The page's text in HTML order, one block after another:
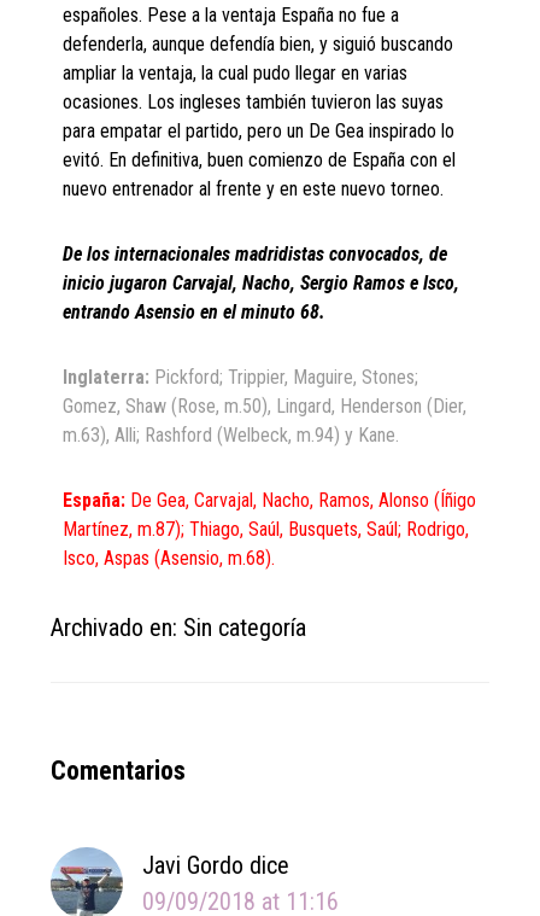
españoles. Pese a la ventaja España no fue a
defenderla, aunque defendía bien, y siguió buscando
ampliar la ventaja, la cual pudo llegar en varias
ocasiones. Los ingleses también tuvieron las suyas
para empatar el partido, pero un De Gea inspirado lo
evitó. En definitiva, buen comienzo de España con el
nuevo entrenador al frente y en este nuevo torneo.
De los internacionales madridistas convocados, de
inicio jugaron Carvajal, Nacho, Sergio Ramos e Isco,
entrando Asensio en el minuto 68.
Inglaterra: Pickford; Trippier, Maguire, Stones;
Gomez, Shaw (Rose, m.50), Lingard, Henderson (Dier,
m.63), Alli; Rashford (Welbeck, m.94) y Kane.
España: De Gea, Carvajal, Nacho, Ramos, Alonso (Íñigo
Martínez, m.87); Thiago, Saúl, Busquets, Saúl; Rodrigo,
Isco, Aspas (Asensio, m.68).
Archivado en: Sin categoría
Reader
Comentarios
Javi Gordo dice
09/09/2018 at 11:16